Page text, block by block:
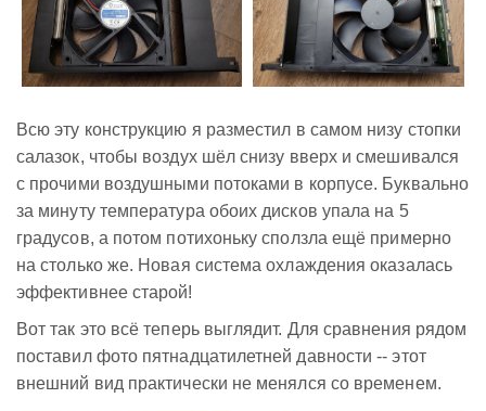
Всю эту конструкцию я разместил в самом низу стопки
салазок, чтобы воздух шёл снизу вверх и смешивался
с прочими воздушными потоками в корпусе. Буквально
за минуту температура обоих дисков упала на 5
градусов, а потом потихоньку сползла ещё примерно
на столько же. Новая система охлаждения оказалась
эффективнее старой!
Вот так это всё теперь выглядит. Для сравнения рядом
поставил фото пятнадцатилетней давности -- этот
внешний вид практически не менялся со временем.